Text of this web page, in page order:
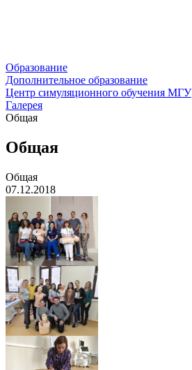
Образование
Дополнительное образование
Центр симуляционного обучения МГУ
Галерея
Общая
Общая
Общая
07.12.2018